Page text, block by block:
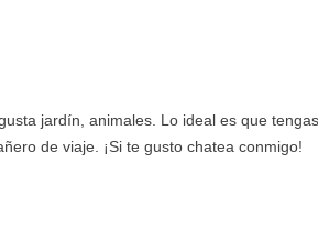
jardín, animales. Lo ideal es que
de viaje. ¡Si te gusto chatea conmigo!